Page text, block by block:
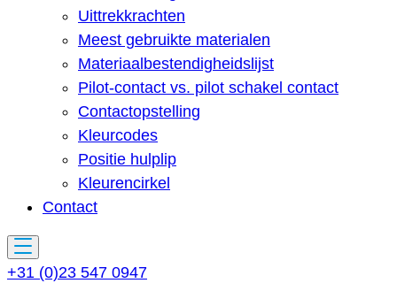
Uittrekkrachten
Meest gebruikte materialen
Materiaalbestendigheidslijst
Pilot-contact vs. pilot schakel contact
Contactopstelling
Kleurcodes
Positie hulplip
Kleurencirkel
Contact
+31 (0)23 547 0947